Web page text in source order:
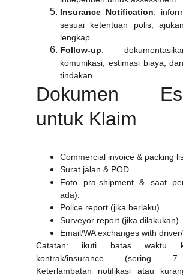
Insurance Notification:
sesuai ketentuan polis;
lengkap.
Follow-up:
komunikasi, estimasi biaya,
tindakan.
Dokumen
untuk Klaim
Commercial invoice & packing
Surat jalan & POD.
Foto pra-shipment & saat
ada).
Police report (jika berlaku).
Surveyor report (jika dilakukan).
Email/WA exchanges with
Catatan: ikuti batas waktu
kontrak/insurance (sering
Keterlambatan notifikasi atau